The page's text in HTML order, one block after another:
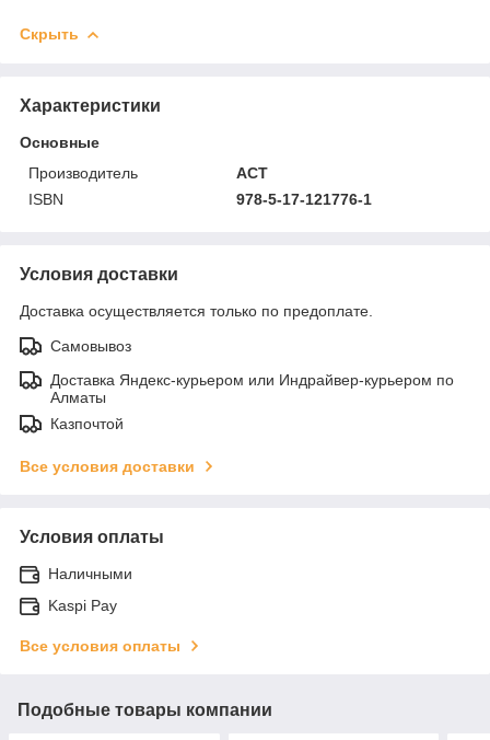
Скрыть
Характеристики
Основные
Производитель
АСТ
ISBN
978-5-17-121776-1
Условия доставки
Доставка осуществляется только по предоплате.
Самовывоз
Доставка Яндекс-курьером или Индрайвер-курьером по
Алматы
Казпочтой
Все условия доставки
Условия оплаты
Наличными
Kaspi Pay
Все условия оплаты
Подобные товары компании